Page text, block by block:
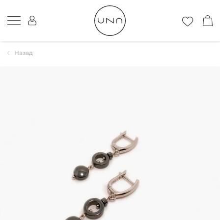
Назад